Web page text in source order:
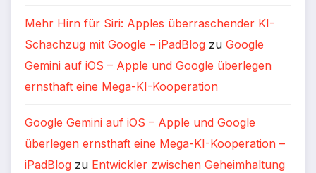
Mehr Hirn für Siri: Apples überraschender KI-
Schachzug mit Google – iPadBlog zu Google
Gemini auf iOS – Apple und Google überlegen
ernsthaft eine Mega-KI-Kooperation
Google Gemini auf iOS – Apple und Google
überlegen ernsthaft eine Mega-KI-Kooperation –
iPadBlog zu Entwickler zwischen Geheimhaltung